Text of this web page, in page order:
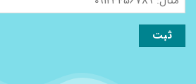
09123456789